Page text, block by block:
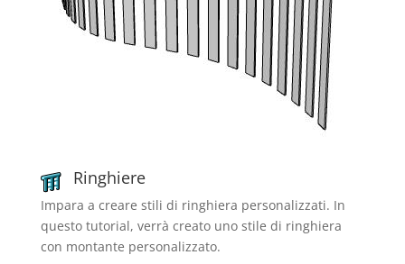
Ringhiere
Impara a creare stili di ringhiera personalizzati. In
questo tutorial, verrà creato uno stile di ringhiera
con montante personalizzato.